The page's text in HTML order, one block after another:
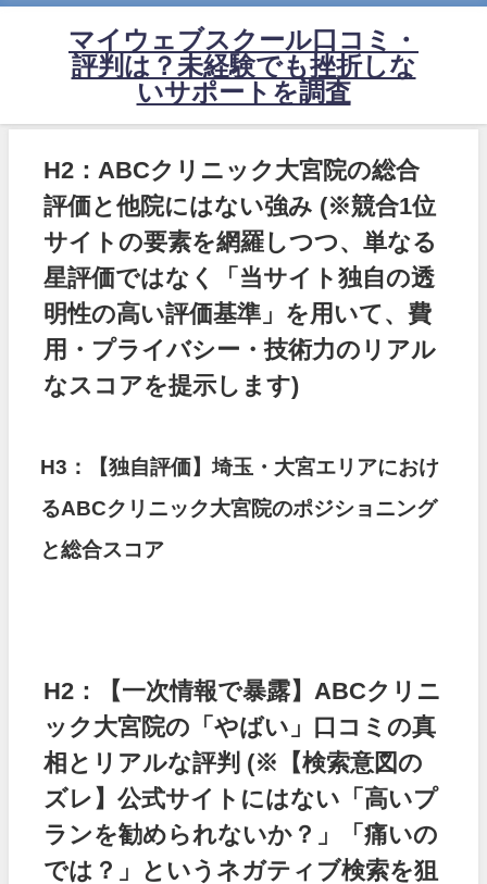
マイウェブスクール口コミ・
評判は？未経験でも挫折しな
いサポートを調査
H2：ABCクリニック大宮院の総合
評価と他院にはない強み (※競合1位
サイトの要素を網羅しつつ、単なる
星評価ではなく「当サイト独自の透
明性の高い評価基準」を用いて、費
用・プライバシー・技術力のリアル
なスコアを提示します)
H3：【独自評価】埼玉・大宮エリアにおけ
るABCクリニック大宮院のポジショニング
と総合スコア
H2：【一次情報で暴露】ABCクリニ
ック大宮院の「やばい」口コミの真
相とリアルな評判 (※【検索意図の
ズレ】公式サイトにはない「高いプ
ランを勧められないか？」「痛いの
では？」というネガティブ検索を狙